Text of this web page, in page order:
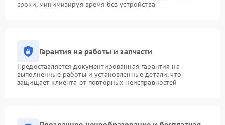
сроки, минимизируя время без устройства
Гарантия на работы и запчасти
Предоставляется документированная гарантия на
выполненные работы и установленные детали, что
защищает клиента от повторных неисправностей